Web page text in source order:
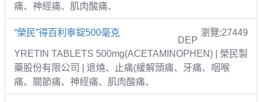
痛、神經痛、肌肉酸痛、
“榮民”得百利寧錠500毫克 瀏覽:27449
DEP
YRETIN TABLETS 500mg(ACETAMINOPHEN) | 榮民製
藥股份有限公司 | 退燒、止痛(緩解頭痛、牙痛、咽喉
痛、關節痛、神經痛、肌肉酸痛、